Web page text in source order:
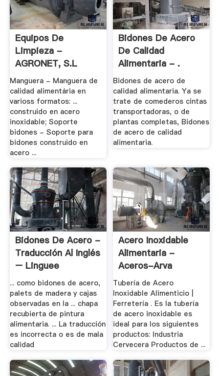
Equipos De
Limpieza -
AGRONET, S.L
Manguera - Manguera de
calidad alimentária en
varioss formatos: ...
construido en acero
inoxidable; Soporte
bidones - Soporte para
bidones construido en
acero ...
Bidones De Acero
De Calidad
Alimentaria - .
Bidones de acero de
calidad alimentaria. Ya se
trate de comederos cintas
transportadoras, o de
plantas completas, Bidones
de acero de calidad
alimentaria.
Bidones De Acero -
Traducción Al Inglés
– Linguee
... como bidones de acero,
palets de madera y cajas
observadas en la ... chapa
recubierta de pintura
alimentaria. ... La traducción
es incorrecta o es de mala
calidad
Acero Inoxidable
Alimentaria -
Aceros-Arva
Tubería de Acero
Inoxidable Alimenticio |
Ferretería . Es la tubería
de acero inoxidable es
ideal para los siguientes
productos: Industria
Cervecera Productos de ...